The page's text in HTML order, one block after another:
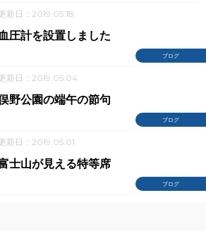
新日：2019.05.18
ブログ
圧計を設置しました
新日：2019.05.04
ブログ
野公園の端午の節句
新日：2019.05.01
ブログ
士山が見える特等席